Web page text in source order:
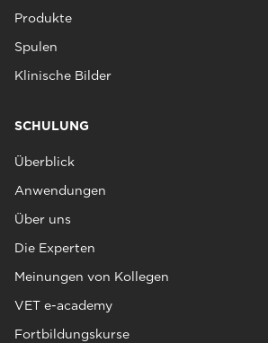
Produkte
Spulen
Klinische Bilder
SCHULUNG
Überblick
Anwendungen
Über uns
Die Experten
Meinungen von Kollegen
VET e-academy
Fortbildungskurse